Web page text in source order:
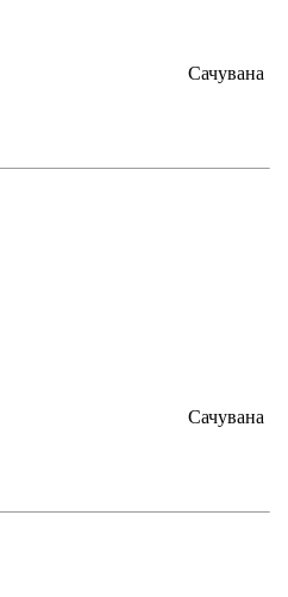
Сачувана
Сачувана